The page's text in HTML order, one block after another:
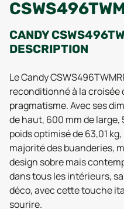
CANDY
DESCRIPTION
Le Candy
reconditionné à la croisée
pragmatisme. Avec ses
de haut, 600 mm de
poids optimisé de 63,01
majorité des buanderies,
design sobre mais
dans tous les intérieurs,
déco, avec cette touche
sourire.